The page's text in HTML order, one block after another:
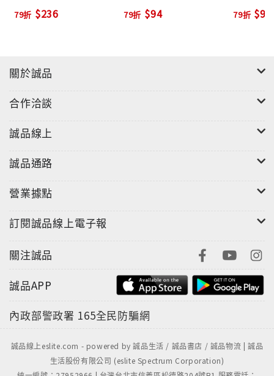
79折 $236 79折 $94 79折 $94
關於誠品
合作洽談
誠品線上
誠品通路
營業據點
訂閱誠品線上電子報
關注誠品
誠品APP
內政部警政署 165全民防騙網
誠品線上eslite.com - powered by 誠品生活 / 誠品書店 / 誠品物流 | 誠品
生活股份有限公司 (eslite Spectrum Corporation)